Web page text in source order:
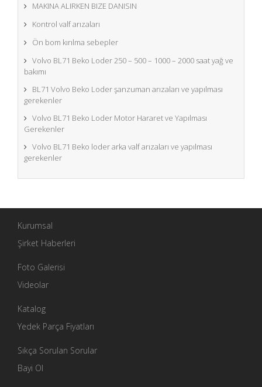
MAKINA ALIRKEN BIZE DANISIN
Kontrol valf arızaları
Ön bom kırılma sebepler
Volvo BL71 Beko Loder 250 – 500 – 1000 – 2000 saat yağ ve
bakımı
BL71 Volvo Beko Loder şanzuman arızaları ve yapılması
gerekenler
Volvo BL71 Beko Loder Motor Hararet ve Yapılması
Gerekenler
Volvo BL71 Beko loder arka valf arızaları ve yapılması
gerekenler
Kurumsal
Şirket Haberleri
Foto Galerisi
Videolar
Katalog
Yedek Parça Fiyatları
Sıkça Sorulan Sorular
Bayi Ol